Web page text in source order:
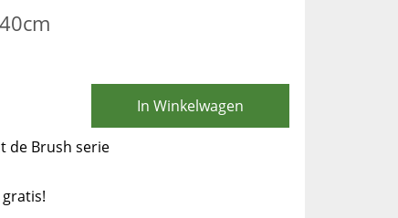
In Winkelwagen
de Brush serie